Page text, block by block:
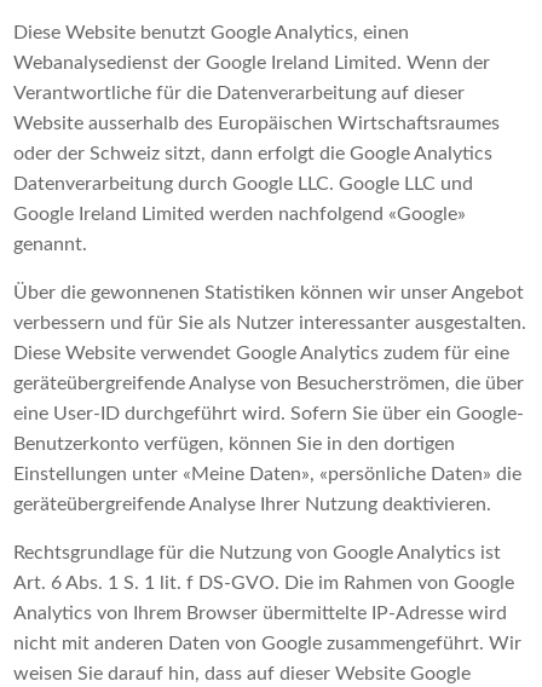
Diese Website benutzt Google Analytics, einen
Webanalysedienst der Google Ireland Limited. Wenn der
Verantwortliche für die Datenverarbeitung auf dieser
Website ausserhalb des Europäischen Wirtschaftsraumes
oder der Schweiz sitzt, dann erfolgt die Google Analytics
Datenverarbeitung durch Google LLC. Google LLC und
Google Ireland Limited werden nachfolgend «Google»
genannt.
Über die gewonnenen Statistiken können wir unser Angebot
verbessern und für Sie als Nutzer interessanter ausgestalten.
Diese Website verwendet Google Analytics zudem für eine
geräteübergreifende Analyse von Besucherströmen, die über
eine User-ID durchgeführt wird. Sofern Sie über ein Google-
Benutzerkonto verfügen, können Sie in den dortigen
Einstellungen unter «Meine Daten», «persönliche Daten» die
geräteübergreifende Analyse Ihrer Nutzung deaktivieren.
Rechtsgrundlage für die Nutzung von Google Analytics ist
Art. 6 Abs. 1 S. 1 lit. f DS-GVO. Die im Rahmen von Google
Analytics von Ihrem Browser übermittelte IP-Adresse wird
nicht mit anderen Daten von Google zusammengeführt. Wir
weisen Sie darauf hin, dass auf dieser Website Google